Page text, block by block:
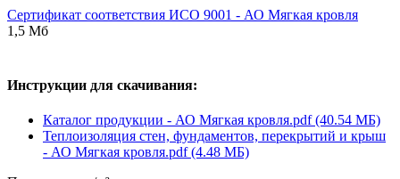
Сертификат соответствия ИСО 9001 - АО Мягкая кровля
1,5 Мб
Инструкции для скачивания:
Каталог продукции - АО Мягкая кровля.pdf (40.54 МБ)
Теплоизоляция стен, фундаментов, перекрытий и крыш
- АО Мягкая кровля.pdf (4.48 МБ)